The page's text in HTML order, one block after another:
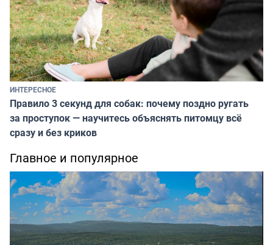
ИНТЕРЕСНОЕ
Правило 3 секунд для собак: почему поздно ругать
за проступок — научитесь объяснять питомцу всё
сразу и без криков
Главное и популярное